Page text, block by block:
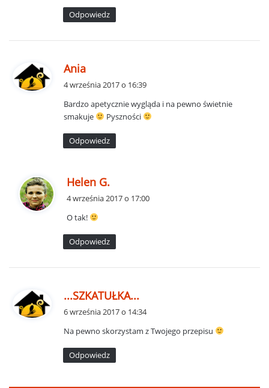
e
:
Odpowiedz
Ania
z
e
:
4 września 2017 o 16:39
Bardzo apetycznie wygląda i na pewno świetnie
smakuje
Pyszności
Odpowiedz
Helen G.
e
:
4 września 2017 o 17:00
O tak!
Odpowiedz
...SZKATUŁKA...
z
6 września 2017 o 14:34
Na pewno skorzystam z Twojego przepisu
Odpowiedz